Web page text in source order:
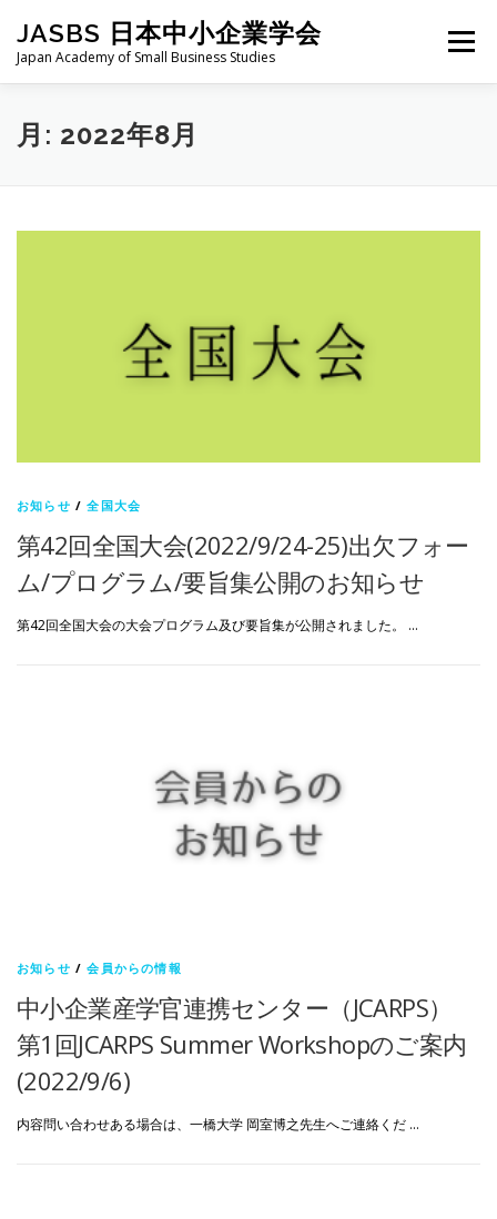
JASBS 日本中小企業学会
Japan Academy of Small Business Studies
メニュー
日本中小企業学会について
月: 2022年8月
お知らせ /全国大会
第42回全国大会(2022/9/24-25)出欠フォー
ム/プログラム/要旨集公開のお知らせ
第42回全国大会の大会プログラム及び要旨集が公開されました。 …
お知らせ /会員からの情報
中小企業産学官連携センター（JCARPS）
第1回JCARPS Summer Workshopのご案内
(2022/9/6)
内容問い合わせある場合は、一橋大学 岡室博之先生へご連絡くだ …